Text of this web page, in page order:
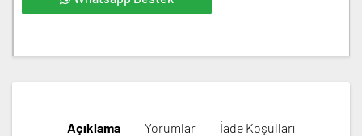
Açıklama Yorumlar İade Koşulları